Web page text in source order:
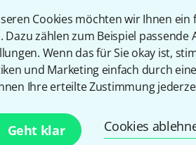
Cookies möchten wir Ihnen
Dazu zählen zum Beispiel
Wenn das für Sie okay ist,
und Marketing einfach durch
Ihre erteilte Zustimmung
Geht klar Cookies
Griffbrett
Mensur